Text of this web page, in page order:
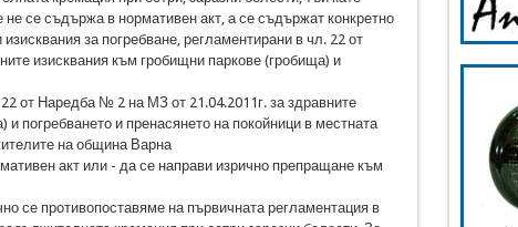
се съдържа в нормативен акт, а се съдържат конкретно
за погребване, регламентирани в чл. 22 от
изисквания към гробищни паркове (гробища) и
от Наредба № 2 на МЗ от 21.04.2011г. за здравните
погребването и пренасянето на покойници в местната
на община Варна
акт или - да се направи изрично препращане към
се противопоставяме на първичната регламентация в